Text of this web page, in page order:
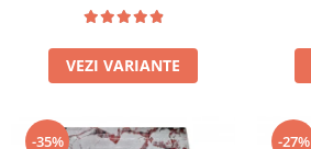
VEZI VARIANTE
-35% -27%